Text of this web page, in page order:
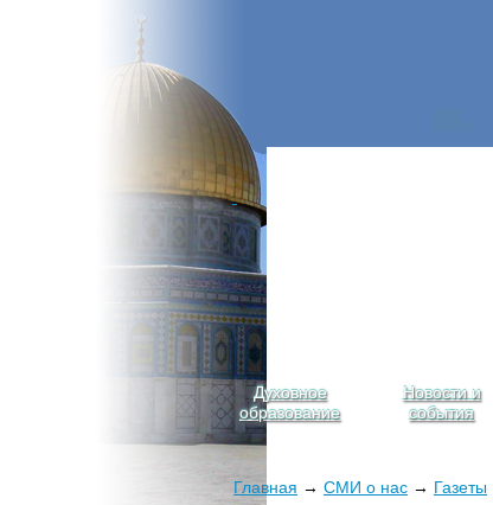
Духовное
образование
Новости и
события
Главная → СМИ о нас → Газеты